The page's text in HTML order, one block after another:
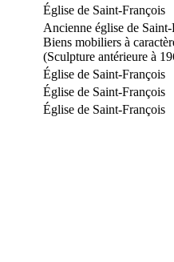
Église de Saint-François
Ancienne église de Saint-
Biens mobiliers à
(Sculpture antérieure à
Église de Saint-François
Église de Saint-François
Église de Saint-François